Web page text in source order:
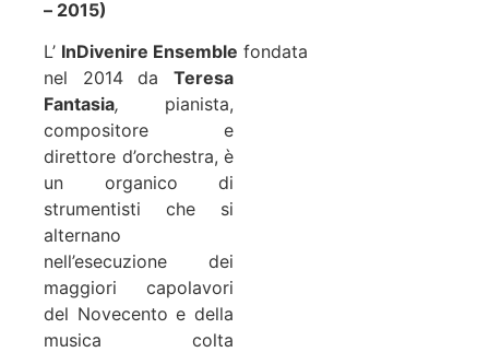
– 2015)
L’ InDivenire Ensemble fondata
nel 2014 da Teresa
Fantasia, pianista,
compositore e
direttore d’orchestra, è
un organico di
strumentisti che si
alternano
nell’esecuzione dei
maggiori capolavori
del Novecento e della
musica colta